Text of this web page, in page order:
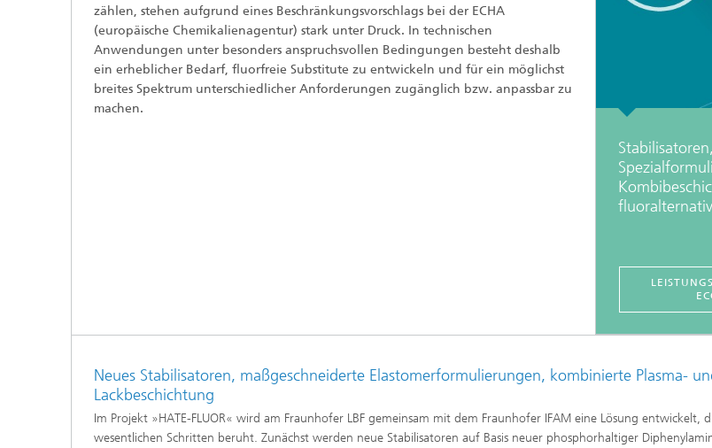
zählen, stehen aufgrund eines Beschränkungsvorschlags bei der ECHA
(europäische Chemikalienagentur) stark unter Druck. In technischen
Anwendungen unter besonders anspruchsvollen Bedingungen besteht deshalb
ein erheblicher Bedarf, fluorfreie Substitute zu entwickeln und für ein möglichst
breites Spektrum unterschiedlicher Anforderungen zugänglich bzw. anpassbar zu
machen.
Stabilisatoren,
Neues Stabilisatoren, maßgeschneiderte Elastomerformulierungen, kombinierte Plasma-
Lackbeschichtung
Im Projekt »HATE-FLUOR« wird am Fraunhofer LBF gemeinsam mit dem Fraunhofer IFAM eine Lösung entwickelt,
wesentlichen Schritten beruht. Zunächst werden neue Stabilisatoren auf Basis neuer phosphorhaltiger